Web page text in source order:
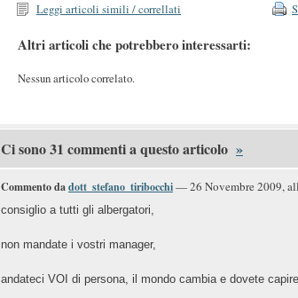
Leggi articoli simili / correllati
Altri articoli che potrebbero interessarti:
Nessun articolo correlato.
Ci sono 31 commenti a questo articolo »
Commento dadott_stefano_tiribocchi— 26 Novembre 2009,
consiglio a tutti gli albergatori,
non mandate i vostri manager,
andateci VOI di persona, il mondo cambia e dovete